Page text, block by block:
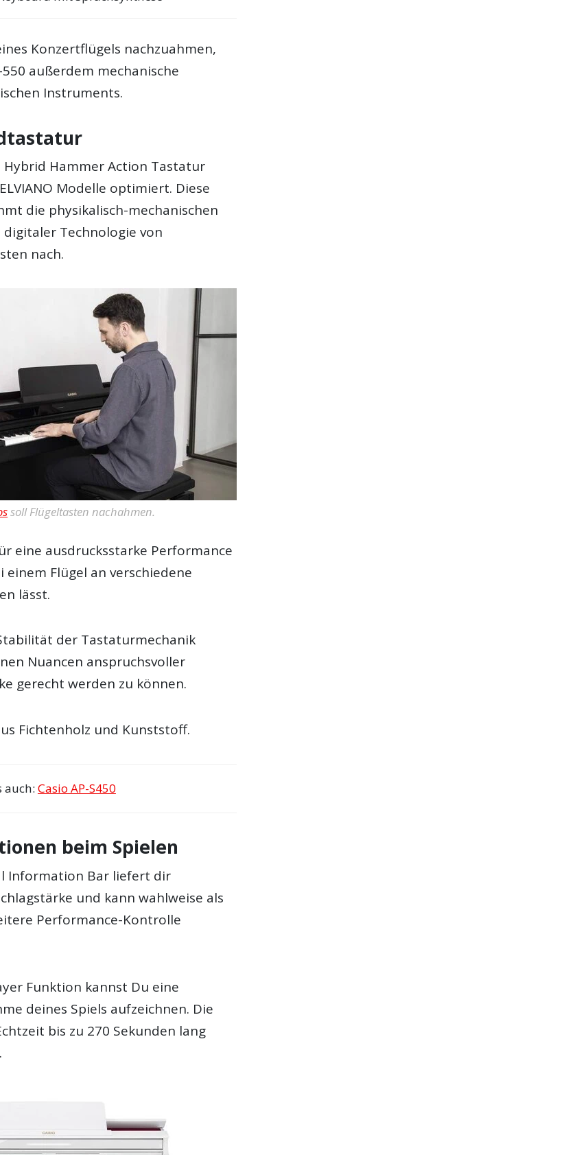
Konzertflügels nachzuahmen,
außerdem mechanische
Instruments.
Hammer Action Tastatur
Modelle optimiert. Diese
die physikalisch-mechanischen
Technologie von
nach.
soll Flügeltasten nachahmen.
eine ausdrucksstarke Performance
einem Flügel an verschiedene
lässt.
der Tastaturmechanik
Nuancen anspruchsvoller
gerecht werden zu können.
Fichtenholz und Kunststoff.
auch: Casio AP-S450
beim Spielen
Information Bar liefert dir
und kann wahlweise als
Performance-Kontrolle
Funktion kannst Du eine
deines Spiels aufzeichnen. Die
bis zu 270 Sekunden lang